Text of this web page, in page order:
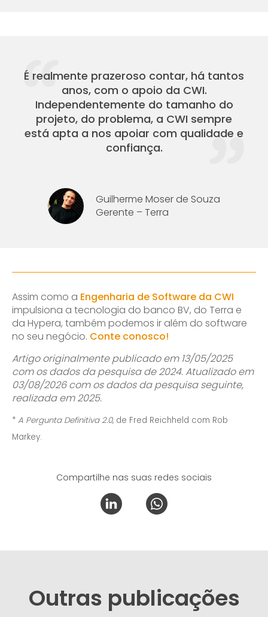
É realmente prazeroso contar, há tantos
anos, com o apoio da CWI.
Independentemente do tamanho do
projeto, do problema, a CWI sempre
está apta a nos apoiar com qualidade e
confiança.
Guilherme Moser de Souza
Gerente – Terra
Assim como a Engenharia de Software da CWI
impulsiona a tecnologia do banco BV, do Terra e
da Hypera, também podemos ir além do software
no seu negócio. Conte conosco!
Artigo originalmente publicado em 13/05/2025
com os dados da pesquisa de 2024. Atualizado em
03/08/2026 com os dados da pesquisa seguinte,
realizada em 2025.
* A Pergunta Definitiva 2.0, de Fred Reichheld com Rob
Markey.
Compartilhe nas suas redes sociais
Outras publicações